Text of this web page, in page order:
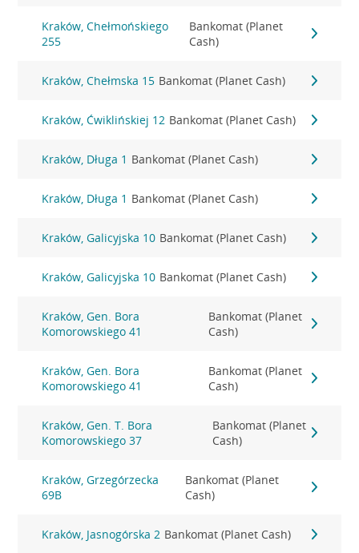
Kraków, Chełmońskiego
255
Bankomat (Planet
Cash)
Kraków, Chełmska 15 Bankomat (Planet Cash)
Kraków, Ćwiklińskiej 12 Bankomat (Planet Cash)
Kraków, Długa 1 Bankomat (Planet Cash)
Kraków, Długa 1 Bankomat (Planet Cash)
Kraków, Galicyjska 10 Bankomat (Planet Cash)
Kraków, Galicyjska 10 Bankomat (Planet Cash)
Kraków, Gen. Bora
Komorowskiego 41
Bankomat (Planet
Cash)
Kraków, Gen. Bora
Komorowskiego 41
Bankomat (Planet
Cash)
Kraków, Gen. T. Bora
Komorowskiego 37
Bankomat (Planet
Cash)
Kraków, Grzegórzecka
69B
Bankomat (Planet
Cash)
Kraków, Jasnogórska 2 Bankomat (Planet Cash)